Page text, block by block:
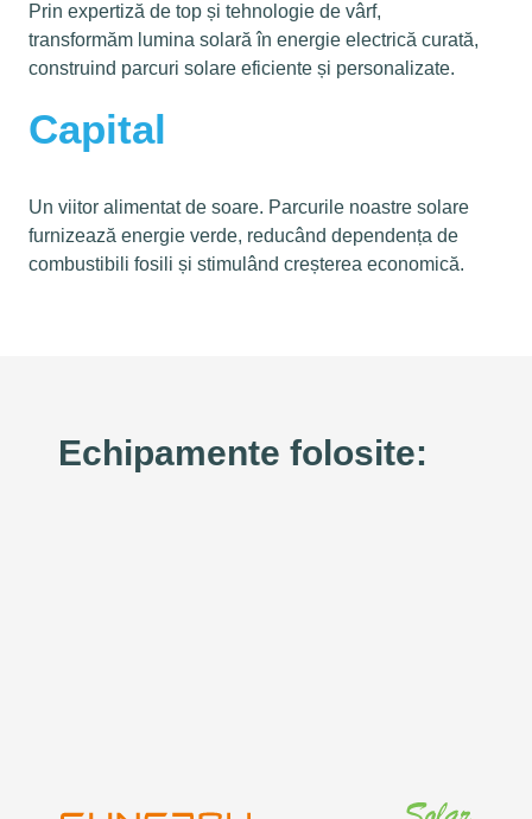
Prin expertiză de top și tehnologie de vârf,
transformăm lumina solară în energie electrică curată,
construind parcuri solare eficiente și personalizate.
Capital
Un viitor alimentat de soare. Parcurile noastre solare
furnizează energie verde, reducând dependența de
combustibili fosili și stimulând creșterea economică.
Echipamente folosite: